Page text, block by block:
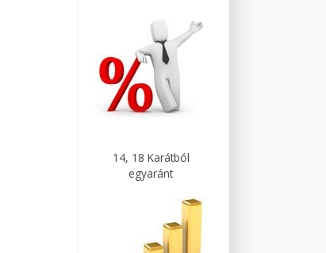
14, 18 Karátból
egyaránt